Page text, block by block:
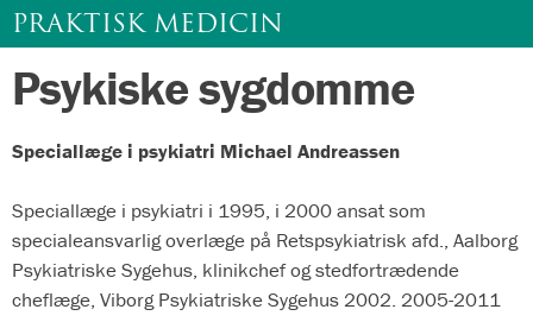
Gå
PRAKTISK MEDICIN
Psykiske sygdomme
Speciallæge i psykiatri Michael Andreassen
Speciallæge i psykiatri i 1995, i 2000 ansat som
specialeansvarlig overlæge på Retspsykiatrisk afd., Aalborg
Psykiatriske Sygehus, klinikchef og stedfortrædende
cheflæge, Viborg Psykiatriske Sygehus 2002. 2005-2011